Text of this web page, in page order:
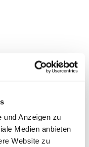
und Anzeigen zu
Medien anbieten
Website zu
des